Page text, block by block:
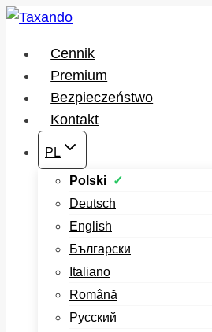
Przejdź
treści
Cennik
Premium
Bezpieczeństwo
Kontakt
PL
Polski
Deutsch
English
Български
Italiano
Română
Русский